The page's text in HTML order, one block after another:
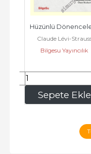
Sepete Ekle
Hüzünlü
Claude Lévi-
Bilgesu Yayıncılık
600,00